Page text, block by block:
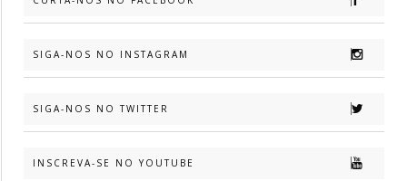
SIGA-NOS NO INSTAGRAM
SIGA-NOS NO TWITTER
INSCREVA-SE NO YOUTUBE